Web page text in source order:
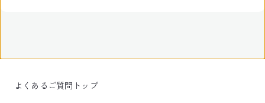
よくあるご質問トップ